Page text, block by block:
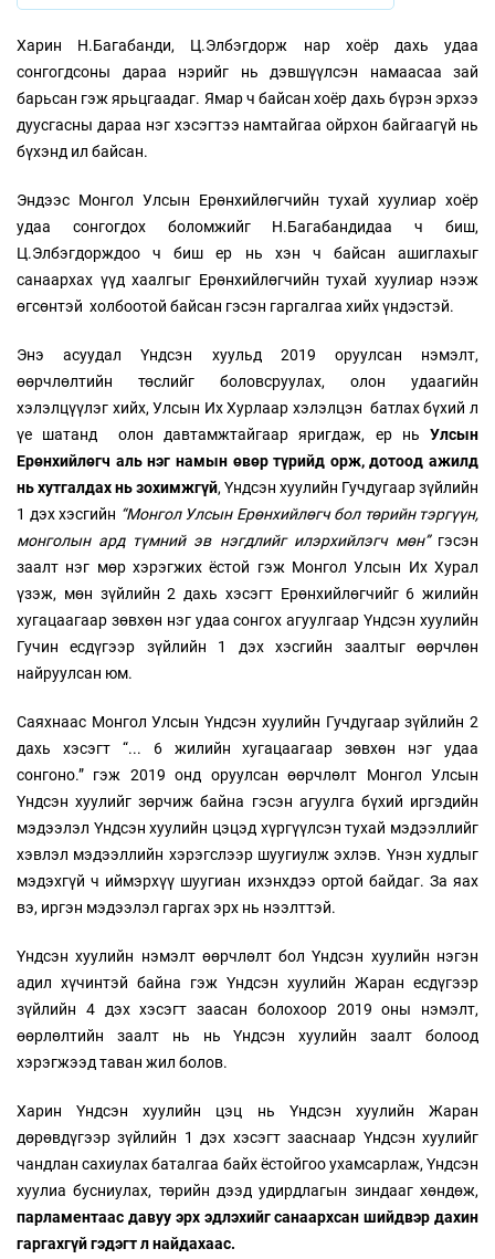
Харин Н.Багабанди, Ц.Элбэгдорж нар хоёр дахь удаа
сонгогдсоны дараа нэрийг нь дэвшүүлсэн намаасаа зай
барьсан гэж ярьцгаадаг. Ямар ч байсан хоёр дахь бүрэн эрхээ
дуусгасны дараа нэг хэсэгтээ намтайгаа ойрхон байгаагүй нь
бүхэнд ил байсан.
Эндээс Монгол Улсын Ерөнхийлөгчийн тухай хуулиар хоёр
удаа сонгогдох боломжийг Н.Багабандидаа ч биш,
Ц.Элбэгдорждоо ч биш ер нь хэн ч байсан ашиглахыг
санаархах үүд хаалгыг Ерөнхийлөгчийн тухай хуулиар нээж
өгсөнтэй холбоотой байсан гэсэн гаргалгаа хийх үндэстэй.
Энэ асуудал Үндсэн хуульд 2019 оруулсан нэмэлт,
өөрчлөлтийн төслийг боловсруулах, олон удаагийн
хэлэлцүүлэг хийх, Улсын Их Хурлаар хэлэлцэн батлах бүхий л
үе шатанд олон давтамжтайгаар яригдаж, ер нь Улсын
Ерөнхийлөгч аль нэг намын өвөр түрийд орж, дотоод ажилд
нь хутгалдах нь зохимжгүй, Үндсэн хуулийн Гучдугаар зүйлийн
1 дэх хэсгийн “Монгол Улсын Ерөнхийлөгч бол төрийн тэргүүн,
монголын ард түмний эв нэгдлийг илэрхийлэгч мөн”гэсэн
заалт нэг мөр хэрэгжих ёстой гэж Монгол Улсын Их Хурал
үзэж, мөн зүйлийн 2 дахь хэсэгт Ерөнхийлөгчийг 6 жилийн
хугацаагаар зөвхөн нэг удаа сонгох агуулгаар Үндсэн хуулийн
Гучин есдүгээр зүйлийн 1 дэх хэсгийн заалтыг өөрчлөн
найруулсан юм.
Саяхнаас Монгол Улсын Үндсэн хуулийн Гучдугаар зүйлийн 2
дахь хэсэгт “... 6 жилийн хугацаагаар зөвхөн нэг удаа
сонгоно.” гэж 2019 онд оруулсан өөрчлөлт Монгол Улсын
Үндсэн хуулийг зөрчиж байна гэсэн агуулга бүхий иргэдийн
мэдээлэл Үндсэн хуулийн цэцэд хүргүүлсэн тухай мэдээллийг
хэвлэл мэдээллийн хэрэгслээр шуугиулж эхлэв. Үнэн худлыг
мэдэхгүй ч иймэрхүү шуугиан ихэнхдээ ортой байдаг. За яах
вэ, иргэн мэдээлэл гаргах эрх нь нээлттэй.
Үндсэн хуулийн нэмэлт өөрчлөлт бол Үндсэн хуулийн нэгэн
адил хүчинтэй байна гэж Үндсэн хуулийн Жаран есдүгээр
зүйлийн 4 дэх хэсэгт заасан болохоор 2019 оны нэмэлт,
өөрлөлтийн заалт нь нь Үндсэн хуулийн заалт болоод
хэрэгжээд таван жил болов.
Харин Үндсэн хуулийн цэц нь Үндсэн хуулийн Жаран
дөрөвдүгээр зүйлийн 1 дэх хэсэгт зааснаар Үндсэн хуулийг
чандлан сахиулах баталгаа байх ёстойгоо ухамсарлаж, Үндсэн
хуулиа бусниулах, төрийн дээд удирдлагын зиндааг хөндөж,
парламентаас давуу эрх эдлэхийг санаархсан шийдвэр дахин
гаргахгүй гэдэгт л найдахаас.